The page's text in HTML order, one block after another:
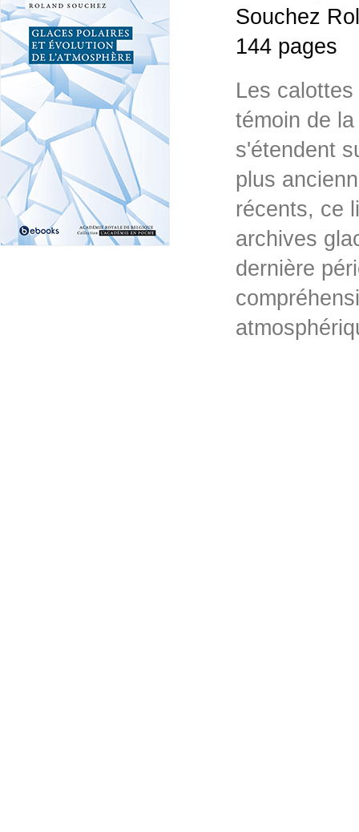
Souchez
144 pages
Les
témoin de
s'étendent
plus
récents, ce
archives
dernière